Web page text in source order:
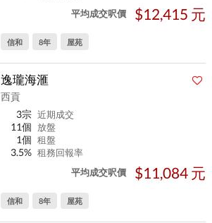
平均成交呎價
$12,415 元
信和 8年 屋苑
逸瓏海滙
西貢
3宗 近期成交
11個 放盤
1個 租盤
3.5% 租務回報率
平均成交呎價
$11,084 元
信和 8年 屋苑